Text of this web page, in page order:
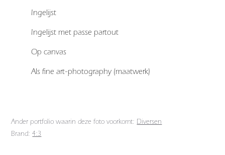
Ingelijst
Ingelijst met passe partout
Op canvas
Als fine art-photography (maatwerk)
Ander portfolio waarin deze foto voorkomt: Diversen
Brand:4:3